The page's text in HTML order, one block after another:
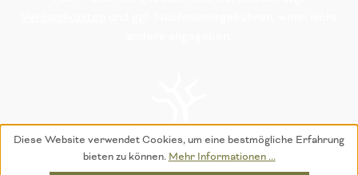
Diese Website verwendet Cookies, um eine bestmögliche Erfahrung
bieten zu können. Mehr Informationen ...